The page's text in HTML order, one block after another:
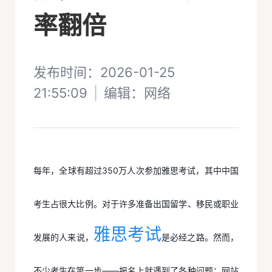
率翻倍
发布时间：2026-01-25
21:55:09
编辑： 网络
每年，全球有超过350万人次参加雅思考试，其中中国
考生占很大比例。对于许多准备出国留学、移民或职业
发展的人来说， 雅思考试是必经之路。然而，